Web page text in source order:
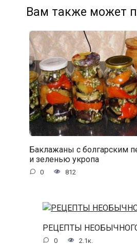
Вам также может
Баклажаны с болгарским
и зеленью укропа
0 812
РЕЦЕПТЫ
0 2.1к.